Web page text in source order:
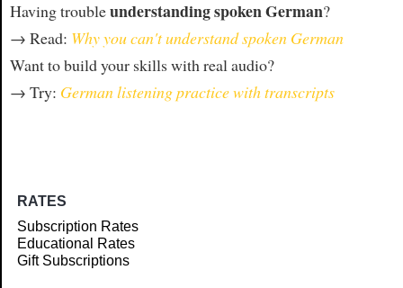
Having troubleunderstanding spoken German?
→ Read: Why you can't understand spoken German
Want to build your skills with real audio?
→ Try: German listening practice with transcripts
RATES
Subscription Rates
Educational Rates
Gift Subscriptions